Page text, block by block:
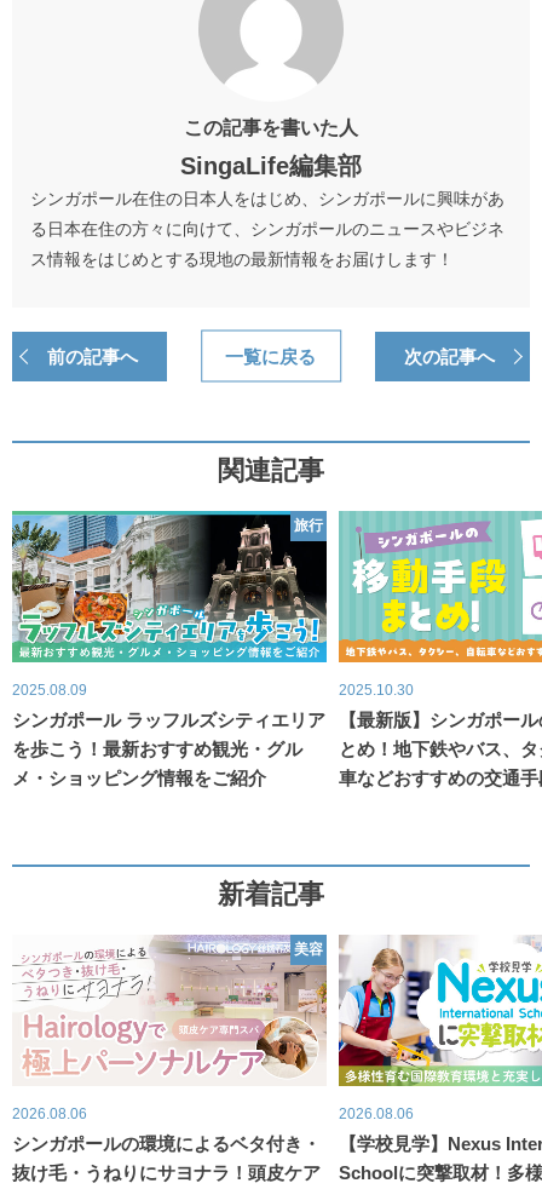
この記事を書いた人
SingaLife編集部
シンガポール在住の日本人をはじめ、シンガポールに興味があ
る日本在住の方々に向けて、シンガポールのニュースやビジネ
ス情報をはじめとする現地の最新情報をお届けします！
前の記事へ 次の記事へ
一覧に戻る
関連記事
旅行
2025.08.09
シンガポール ラッフルズシティエリア
を歩こう！最新おすすめ観光・グル
メ・ショッピング情報をご紹介
2025.10.30
【最新版】シンガポー
とめ！地下鉄やバス、
車などおすすめの交通
新着記事
美容
2026.08.06
シンガポールの環境によるベタ付き・
抜け毛・うねりにサヨナラ！頭皮ケア
2026.08.06
【学校見学】Nexus
Schoolに突撃取材！多